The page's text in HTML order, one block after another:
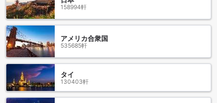
あります。
バール ドバイの周辺には、多くの観光名所があります。例え
ば、ブルジュ・ハリファやドバイ・モールなどの人気の観光
スポットへは、ホテルから簡単にアクセスできます。また、
ドバイ・ファウンテンやドバイ・マリーナなどの美しい景色
を楽しむこともできます。さらに、ホテルの近くにはゴルフ
コースやスパ施設もあり、リラックスした時間を過ごすこと
ができます。
バール ドバイは、ドバイでの滞在を快適かつ楽しいものにす
る理想的な場所です。ホテルの周辺には魅力的な観光名所が
たくさんあり、さまざまなアクティビティを楽しむことがで
158994軒
アメリカ合衆国
535685軒
タイ
130403軒